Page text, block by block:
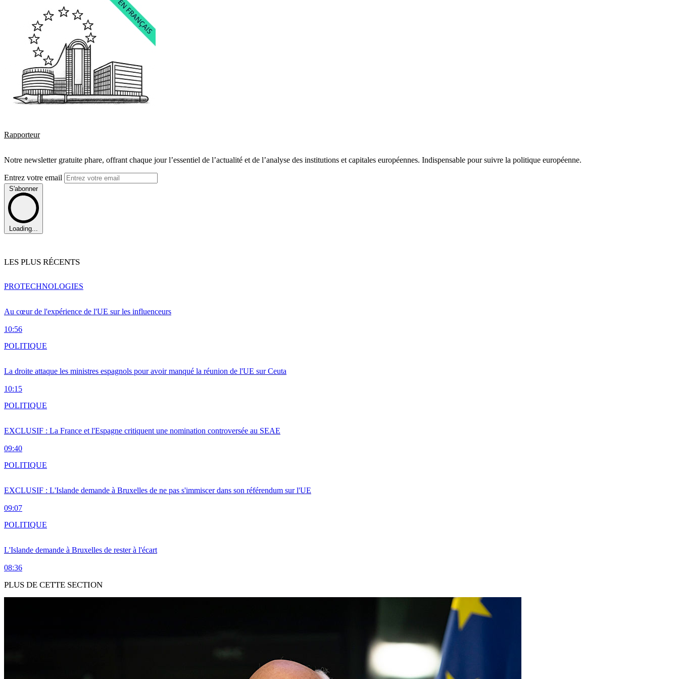
Rapporteur
Notre newsletter gratuite phare, offrant chaque jour l’essentiel de l’actualité et de l’analyse des institutions et capitales européennes. Indispensable pour suivre la politique européenne.
Entrez votre email
S'abonner
Loading...
LES PLUS RÉCENTS
Au cœur de l'expérience de l'UE sur les influenceurs
10:56
PROTECHNOLOGIES
La droite attaque les ministres espagnols pour avoir manqué la réunion de l'UE sur Ceuta
10:15
POLITIQUE
EXCLUSIF : La France et l'Espagne critiquent une nomination controversée au SEAE
09:40
POLITIQUE
EXCLUSIF : L'Islande demande à Bruxelles de ne pas s'immiscer dans son référendum sur l'UE
09:07
POLITIQUE
L'Islande demande à Bruxelles de rester à l'écart
08:36
POLITIQUE
PLUS DE CETTE SECTION